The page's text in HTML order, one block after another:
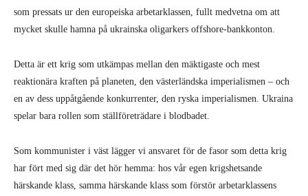
som pressats ur den europeiska arbetarklassen, fullt medvetna om att
mycket skulle hamna på ukrainska oligarkers offshore-bankkonton.
Detta är ett krig som utkämpas mellan den mäktigaste och mest
reaktionära kraften på planeten, den västerländska imperialismen – och
en av dess uppåtgående konkurrenter, den ryska imperialismen. Ukraina
spelar bara rollen som ställföreträdare i blodbadet.
Som kommunister i väst lägger vi ansvaret för de fasor som detta krig
har fört med sig där det hör hemma: hos vår egen krigshetsande
härskande klass, samma härskande klass som förstör arbetarklassens